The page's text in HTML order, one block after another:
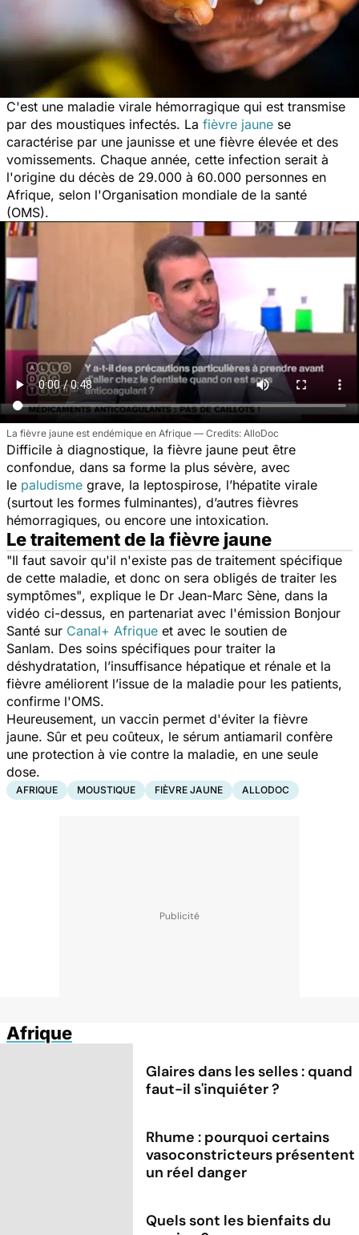
C'est une maladie virale hémorragique qui est transmise
par des moustiques infectés. La fièvre jaune se
caractérise par une jaunisse et une fièvre élevée et des
vomissements. Chaque année, cette infection serait à
l'origine du décès de 29.000 à 60.000 personnes en
Afrique, selon l'Organisation mondiale de la santé
(OMS).
La fièvre jaune est endémique en Afrique AlloDoc
Difficile à diagnostique, la fièvre jaune peut être
confondue, dans sa forme la plus sévère, avec
le paludisme grave, la leptospirose, l’hépatite virale
(surtout les formes fulminantes), d’autres fièvres
hémorragiques, ou encore une intoxication.
Le traitement de la fièvre jaune
"Il faut savoir qu'il n'existe pas de traitement spécifique
de cette maladie, et donc on sera obligés de traiter les
symptômes", explique le Dr Jean-Marc Sène, dans la
vidéo ci-dessus, en partenariat avec l'émission Bonjour
Santé sur Canal+ Afrique et avec le soutien de
Sanlam. Des soins spécifiques pour traiter la
déshydratation, l’insuffisance hépatique et rénale et la
fièvre améliorent l’issue de la maladie pour les patients,
confirme l'OMS.
Heureusement, un vaccin permet d'éviter la fièvre
jaune. Sûr et peu coûteux, le sérum antiamaril confère
une protection à vie contre la maladie, en une seule
dose.
AFRIQUE MOUSTIQUE FIÈVRE JAUNE ALLODOC
Afrique
Glaires dans les selles : quand
faut-il s'inquiéter ?
Rhume : pourquoi certains
vasoconstricteurs présentent
un réel danger
Quels sont les bienfaits du